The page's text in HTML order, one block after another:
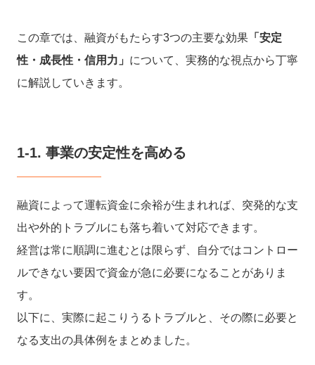
この章では、融資がもたらす3つの主要な効果 「安定
性・成長性・信用力」 について、実務的な視点から丁寧
に解説していきます。
1-1. 事業の安定性を高める
融資によって運転資金に余裕が生まれれば、突発的な支
出や外的トラブルにも落ち着いて対応できます。
経営は常に順調に進むとは限らず、自分ではコントロー
ルできない要因で資金が急に必要になることがありま
す。
以下に、実際に起こりうるトラブルと、その際に必要と
なる支出の具体例をまとめました。